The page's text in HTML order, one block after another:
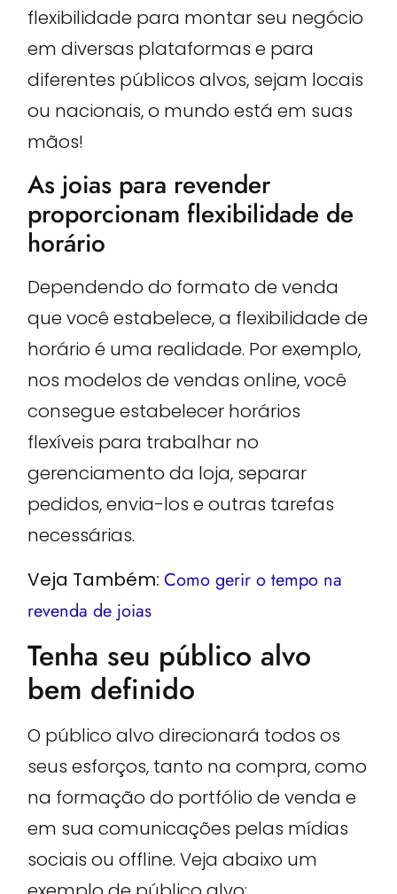
flexibilidade para montar seu negócio
em diversas plataformas e para
diferentes públicos alvos, sejam locais
ou nacionais, o mundo está em suas
mãos!
As joias para revender
proporcionam flexibilidade de
horário
Dependendo do formato de venda
que você estabelece, a flexibilidade de
horário é uma realidade. Por exemplo,
nos modelos de vendas online, você
consegue estabelecer horários
flexíveis para trabalhar no
gerenciamento da loja, separar
pedidos, envia-los e outras tarefas
necessárias.
Veja Também:Como gerir o tempo na
revenda de joias
Tenha seu público alvo
bem definido
O público alvo direcionará todos os
seus esforços, tanto na compra, como
na formação do portfólio de venda e
em sua comunicações pelas mídias
sociais ou offline. Veja abaixo um